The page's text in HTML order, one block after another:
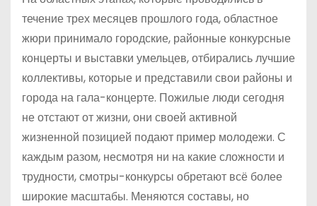
течение трех месяцев прошлого года, областное
жюри принимало городские, районные конкурсные
концерты и выставки умельцев, отбирались лучшие
коллективы, которые и представили свои районы и
города на гала-концерте. Пожилые люди сегодня
не отстают от жизни, они своей активной
жизненной позицией подают пример молодежи. С
каждым разом, несмотря ни на какие сложности и
трудности, смотры-конкурсы обретают всё более
широкие масштабы. Меняются составы, но